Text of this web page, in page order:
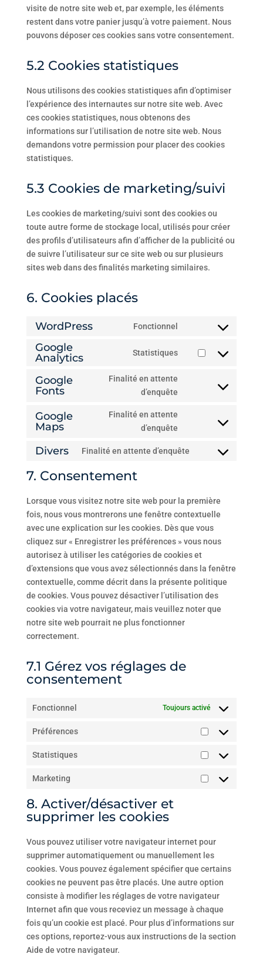
visite de notre site web et, par exemple, les éléments
restent dans votre panier jusqu’à votre paiement. Nous
pouvons déposer ces cookies sans votre consentement.
5.2 Cookies statistiques
Nous utilisons des cookies statistiques afin d’optimiser
l’expérience des internautes sur notre site web. Avec
ces cookies statistiques, nous obtenons des
informations sur l’utilisation de notre site web. Nous
demandons votre permission pour placer des cookies
statistiques.
5.3 Cookies de marketing/suivi
Les cookies de marketing/suivi sont des cookies ou
toute autre forme de stockage local, utilisés pour créer
des profils d’utilisateurs afin d’afficher de la publicité ou
de suivre l’utilisateur sur ce site web ou sur plusieurs
sites web dans des finalités marketing similaires.
6. Cookies placés
WordPress Fonctionnel
service
Google
Analytics
Statistiques
Consent
Google
Fonts
Finalité en attente
d’enquête
Google
Maps
Finalité en attente
d’enquête
service
Divers Finalité en attente d’enquête
Consent
divers
7. Consentement
Lorsque vous visitez notre site web pour la première
fois, nous vous montrerons une fenêtre contextuelle
avec une explication sur les cookies. Dès que vous
cliquez sur « Enregistrer les préférences » vous nous
autorisez à utiliser les catégories de cookies et
d’extensions que vous avez sélectionnés dans la fenêtre
contextuelle, comme décrit dans la présente politique
de cookies. Vous pouvez désactiver l’utilisation des
cookies via votre navigateur, mais veuillez noter que
notre site web pourrait ne plus fonctionner
correctement.
7.1 Gérez vos réglages de
consentement
Fonctionnel Toujours activé
Préférences
Préférences
Statistiques
Statistiques
Marketing
Marketing
8. Activer/désactiver et
supprimer les cookies
Vous pouvez utiliser votre navigateur internet pour
supprimer automatiquement ou manuellement les
cookies. Vous pouvez également spécifier que certains
cookies ne peuvent pas être placés. Une autre option
consiste à modifier les réglages de votre navigateur
Internet afin que vous receviez un message à chaque
fois qu’un cookie est placé. Pour plus d’informations sur
ces options, reportez-vous aux instructions de la section
Aide de votre navigateur.